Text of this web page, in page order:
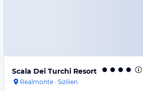
Scala Dei Turchi Resort
Realmonte · Sizilien